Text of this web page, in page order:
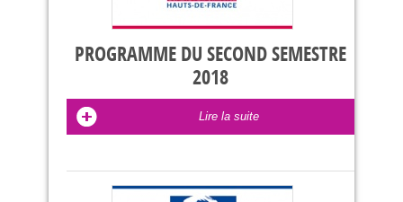
PROGRAMME DU SECOND SEMESTRE
2018
Lire la suite